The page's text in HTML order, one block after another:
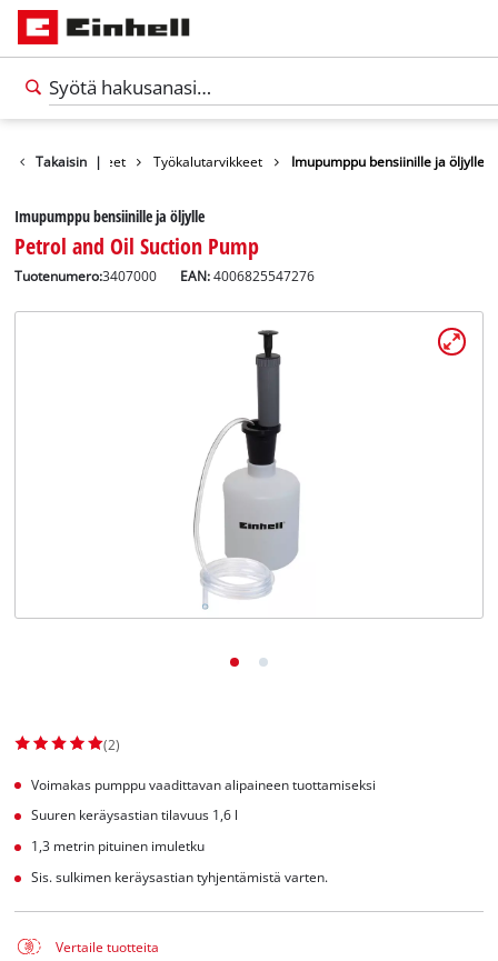
Takaisin |
Tarvikkeet Työkalutarvikkeet Imupumppu bensiinille ja öljylle
Imupumppu bensiinille ja öljylle
Petrol and Oil Suction Pump
Tuotenumero:3407000 EAN:4006825547276
(2)
Voimakas pumppu vaadittavan alipaineen tuottamiseksi
Suuren keräysastian tilavuus 1,6 l
1,3 metrin pituinen imuletku
Sis. sulkimen keräysastian tyhjentämistä varten.
Vertaile tuotteita